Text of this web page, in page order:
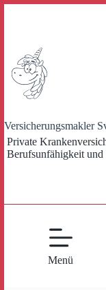
Versicherungsmakler
Private
Berufsunfähigkeit und
Menü